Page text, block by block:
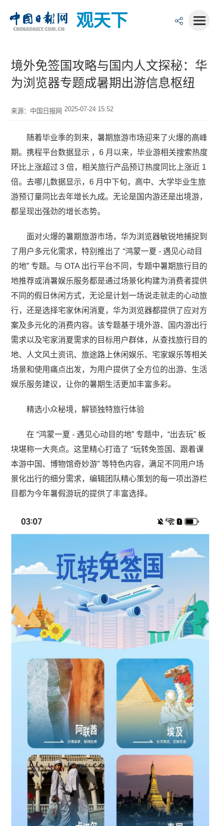
观天下
境外免签国攻略与国内人文探秘：华
为浏览器专题成暑期出游信息枢纽
来源：中国日报网 2025-07-24 15:52
随着毕业季的到来，暑期旅游市场迎来了火爆的高峰
期。携程平台数据显示 ，6 月以来，毕业游相关搜索热度
环比上涨超过 3 倍，相关旅行产品预订热度同比上涨近 1
倍。去哪儿数据显示，6 月中下旬，高中、大学毕业生旅
游预订量同比去年增长九成。无论是国内游还是出境游，
都呈现出强劲的增长态势。​
面对火爆的暑期旅游市场，华为浏览器敏锐地捕捉到
了用户多元化需求，特别推出了 “鸿蒙一夏 - 遇见心动目
的地” 专题。与 OTA 出行平台不同，专题中暑期旅行目的
地推荐或消暑娱乐服务都是通过场景化构建为消费者提供
不同的假日休闲方式，无论是计划一场说走就走的心动旅
行，还是选择宅家休闲消夏，华为浏览器都提供了应对方
案及多元化的消费内容。该专题基于境外游、国内游出行
需求以及宅家消夏需求的目标用户群体，从查找旅行目的
地、人文风土资讯、旅途路上休闲娱乐、宅家娱乐等相关
场景和使用痛点出发，为用户提供了全方位的出游、生活
娱乐服务建议，让你的暑期生活更加丰富多彩。
精选小众秘境，解锁独特旅行体验
在 “鸿蒙一夏 - 遇见心动目的地” 专题中，“出去玩” 板
块堪称一大亮点。这里精心打造了 “玩转免签国、跟着课
本游中国、博物馆奇妙游” 等特色内容，满足不同用户场
景化出行的细分需求，编辑团队精心策划的每一项出游栏
目都为今年暑假游玩的提供了丰富选择。​